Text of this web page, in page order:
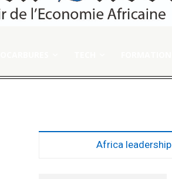
Africa leadership